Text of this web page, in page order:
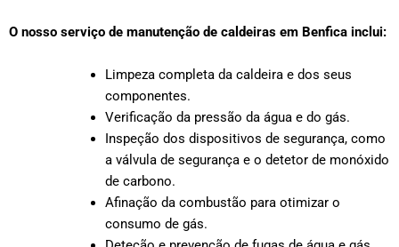
O nosso serviço de manutenção de caldeiras em Benfica inclui:
Limpeza completa da caldeira e dos seus
componentes.
Verificação da pressão da água e do gás.
Inspeção dos dispositivos de segurança, como
a válvula de segurança e o detetor de monóxido
de carbono.
Afinação da combustão para otimizar o
consumo de gás.